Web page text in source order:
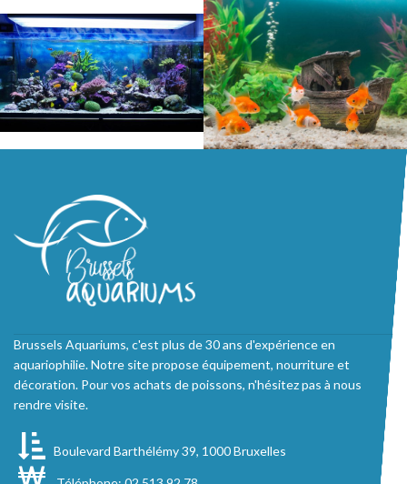
Brussels Aquariums, c'est plus de 30 ans d'expérience en
aquariophilie. Notre site propose équipement, nourriture et
décoration. Pour vos achats de poissons, n'hésitez pas à nous
rendre visite.
Boulevard Barthélémy 39, 1000 Bruxelles